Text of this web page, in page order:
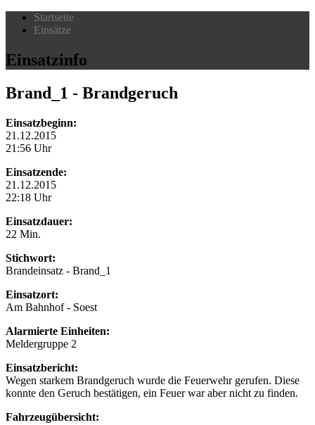
Startseite
Einsätze
Einsatzinfo
Brand_1 - Brandgeruch
Einsatzbeginn:
21.12.2015
21:56 Uhr
Einsatzende:
21.12.2015
22:18 Uhr
Einsatzdauer:
22 Min.
Stichwort:
Brandeinsatz - Brand_1
Einsatzort:
Am Bahnhof - Soest
Alarmierte Einheiten:
Meldergruppe 2
Einsatzbericht:
Wegen starkem Brandgeruch wurde die Feuerwehr gerufen. Diese
konnte den Geruch bestätigen, ein Feuer war aber nicht zu finden.
Fahrzeugübersicht: